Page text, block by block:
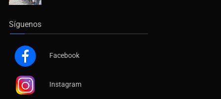
Síguenos
Facebook
Instagram